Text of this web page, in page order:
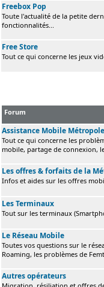
Freebox Pop
Toute l'actualité de la petite
fonctionnalités...
Free Store
Tout ce qui concerne les jeux
Forum
Assistance Mobile Métropole
Tout ce qui concerne les
mobile, partage de connexion,
Les offres & forfaits de la
Infos et aides sur les offres
Les Terminaux
Tout sur les terminaux
Le Réseau Mobile
Toutes vos questions sur le
Roaming, les problèmes de
Autres opérateurs